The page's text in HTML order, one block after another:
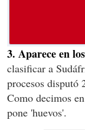
3. Aparece en
clasificar a
procesos disputó
Como decimos
pone 'huevos'.